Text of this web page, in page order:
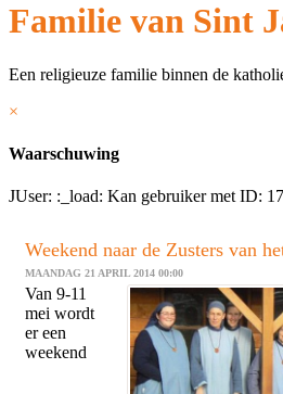
Familie van Sint
Een religieuze familie binnen de
×
Waarschuwing
JUser: :_load: Kan gebruiker met ID:
Weekend naar de Zusters van
MAANDAG 21 APRIL 2014 00:00
Van 9-11
mei wordt
er een
weekend